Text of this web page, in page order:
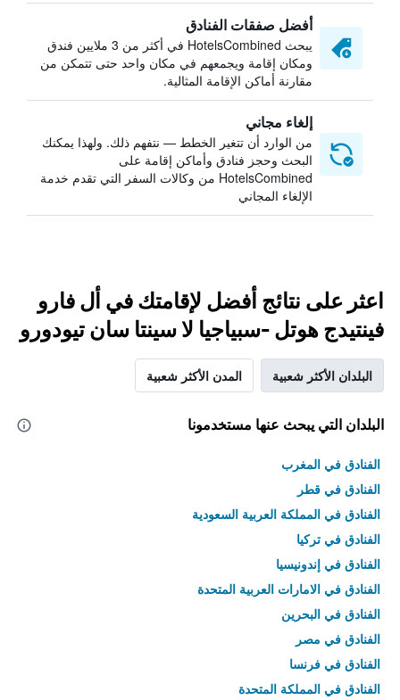
أفضل صفقات الفنادق
يبحث HotelsCombined في أكثر من 3 ملايين فندق
ومكان إقامة ويجمعهم في مكان واحد حتى تتمكن من
مقارنة أماكن الإقامة المثالية.
إلغاء مجاني
من الوارد أن تتغير الخطط — نتفهم ذلك. ولهذا يمكنك
البحث وحجز فنادق وأماكن إقامة على
HotelsCombined من وكالات السفر التي تقدم خدمة
الإلغاء المجاني
اعثر على نتائج أفضل لإقامتك في أل فارو
فينتيدج هوتل -سبياجيا لا سينتا سان تيودورو
البلدان الأكثر شعبية المدن الأكثر شعبية
البلدان التي يبحث عنها مستخدمونا
الفنادق في المغرب
الفنادق في قطر
الفنادق في المملكة العربية السعودية
الفنادق في تركيا
الفنادق في إندونيسيا
الفنادق في الامارات العربية المتحدة
الفنادق في البحرين
الفنادق في مصر
الفنادق في فرنسا
الفنادق في المملكة المتحدة